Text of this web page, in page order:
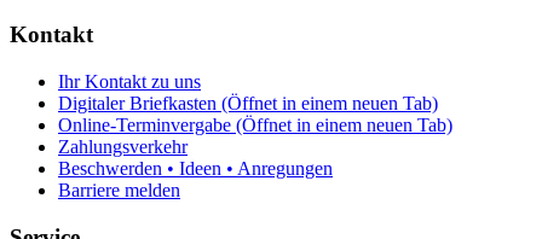
Kontakt
Ihr Kontakt zu uns
Digitaler Briefkasten (Öffnet in einem neuen Tab)
Online-Terminvergabe (Öffnet in einem neuen Tab)
Zahlungsverkehr
Beschwerden • Ideen • Anregungen
Barriere melden